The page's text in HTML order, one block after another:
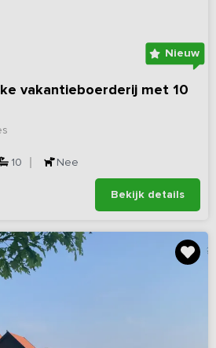
Nieuw
vakantieboerderij met 10
10 Nee
Bekijk details